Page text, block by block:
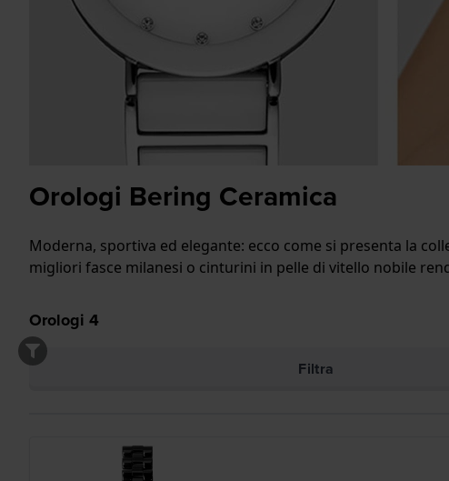
Orologi Bering Ceramica
Moderna, sportiva ed elegante: ecco come si presenta la
migliori fasce milanesi o cinturini in pelle di vitello nobile
Orologi 4
Filtra